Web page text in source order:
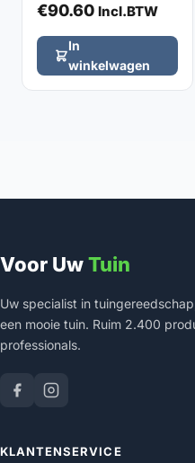
€90.60 Incl.BTW
In
winkelwagen
Voor UwTuin
Uw specialist in
een mooie tuin. Ruim 2.400
professionals.
KLANTENSERVICE